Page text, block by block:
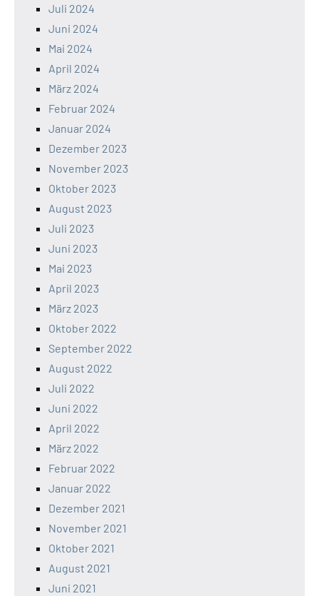
Juli 2024
Juni 2024
Mai 2024
April 2024
März 2024
Februar 2024
Januar 2024
Dezember 2023
November 2023
Oktober 2023
August 2023
Juli 2023
Juni 2023
Mai 2023
April 2023
März 2023
Oktober 2022
September 2022
August 2022
Juli 2022
Juni 2022
April 2022
März 2022
Februar 2022
Januar 2022
Dezember 2021
November 2021
Oktober 2021
August 2021
Juni 2021